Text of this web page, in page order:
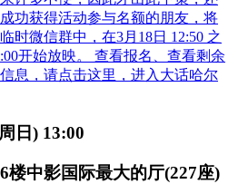
功获得活动参与名额的朋友，将
时微信群中，在3月18日 12:50 之
开始放映。 查看报名、查看剩余
息，请点击这里，进入大话哈尔
日) 13:00
楼中影国际最大的厅(227座)